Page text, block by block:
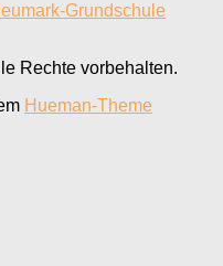
Grundschule
Rechte vorbehalten.
Hueman-Theme